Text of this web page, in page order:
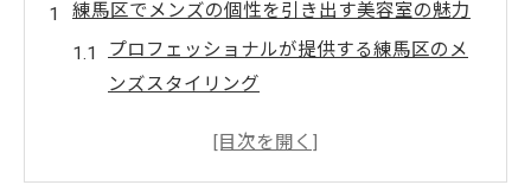
練馬区でメンズの個性を引き出す美容室の魅力
プロフェッショナルが提供する練馬区のメ
ンズスタイリング